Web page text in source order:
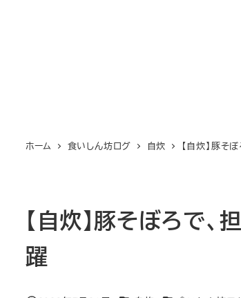
ホーム 食いしん坊ログ 自炊 【自炊】豚そ
【自炊】豚そぼろで
躍